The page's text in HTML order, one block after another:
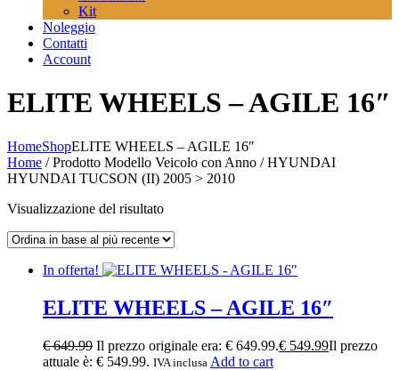
Kit
Noleggio
Contatti
Account
ELITE WHEELS – AGILE 16″
HomeShopELITE WHEELS – AGILE 16″
Home / Prodotto Modello Veicolo con Anno / HYUNDAI
HYUNDAI TUCSON (II) 2005 > 2010
Visualizzazione del risultato
In offerta!
ELITE WHEELS – AGILE 16″
€649.99 Il prezzo originale era: € 649.99.€ 549.99Il prezzo
attuale è: € 549.99. IVA inclusa Add to cart